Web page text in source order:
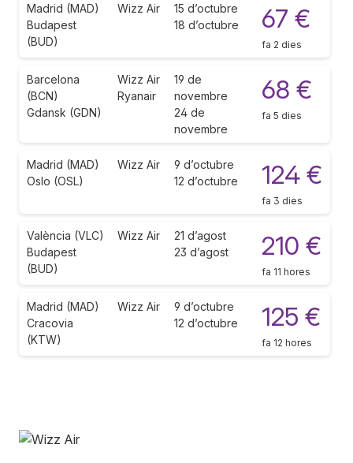
Madrid (MAD)
Budapest
(BUD)
Wizz Air
15 d’octubre
18 d’octubre
67 €
fa 2 dies
Barcelona
(BCN)
Gdansk (GDN)
Wizz Air
Ryanair
19 de
novembre
24 de
novembre
68 €
fa 5 dies
Madrid (MAD)
Oslo (OSL)
Wizz Air
9 d’octubre
12 d’octubre
124 €
fa 3 dies
València (VLC)
Budapest
(BUD)
Wizz Air
21 d’agost
23 d’agost
210 €
fa 11 hores
Madrid (MAD)
Cracovia
(KTW)
Wizz Air
9 d’octubre
12 d’octubre
125 €
fa 12 hores